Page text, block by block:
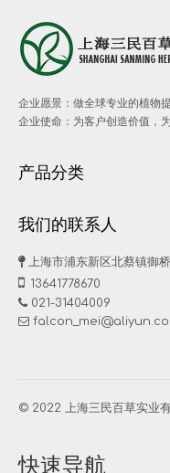
企业愿景：做全球专业的植物
企业使命：为客户创造价值，
产品分类
我们的联系人
上海市浦东新区北蔡镇御
 13641778670
 021-31404009

© 2022 上海三民百草实业
快速导航